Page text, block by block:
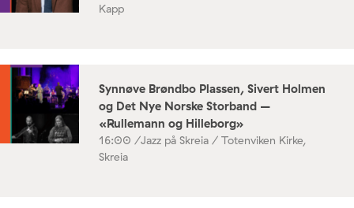
Kapp
Synnøve Brøndbo Plassen, Sivert Holmen
og Det Nye Norske Storband –
«Rullemann og Hilleborg»
16:00 /Jazz på Skreia / Totenviken Kirke,
Skreia